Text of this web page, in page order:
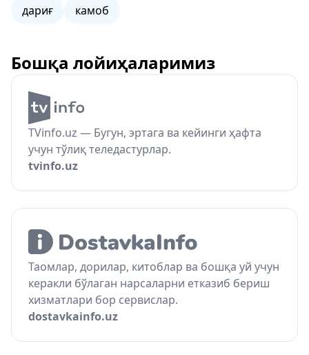
дариғ
камоб
Бошқа лойиҳаларимиз
TVinfo.uz — Бугун, эртага ва кейинги ҳафта
учун тўлиқ теледастурлар.
tvinfo.uz
Таомлар, дорилар, китоблар ва бошқа уй учун
керакли бўлаган нарсаларни етказиб бериш
хизматлари бор сервислар.
dostavkainfo.uz